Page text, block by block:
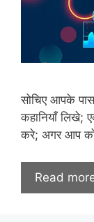
सोचिए आपके
कहानियाँ लिखे;
करे; अगर आप
Read